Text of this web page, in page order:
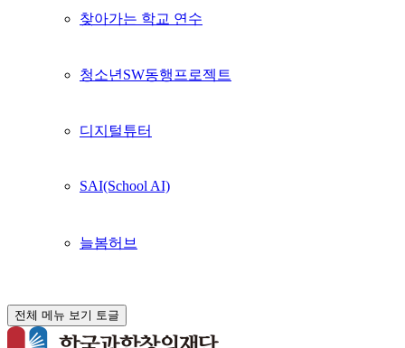
찾아가는 학교 연수
청소년SW동행프로젝트
디지털튜터
SAI(School AI)
늘봄허브
전체 메뉴 보기 토글